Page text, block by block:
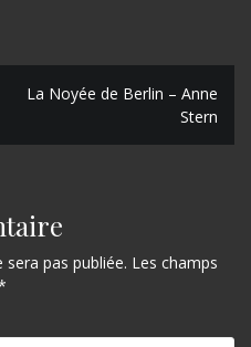
La Noyée de Berlin – Anne
Stern
pas publiée. Les champs